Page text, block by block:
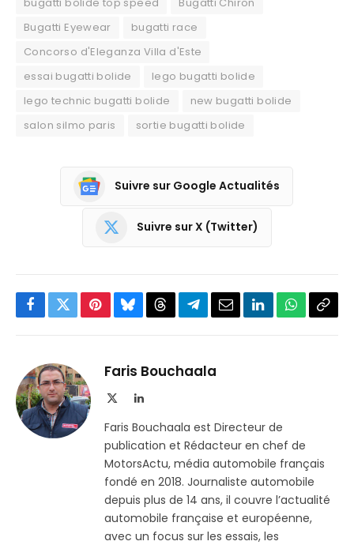
Bugatti Eyewear
bugatti race
Concorso d'Eleganza Villa d'Este
essai bugatti bolide
lego bugatti bolide
lego technic bugatti bolide
new bugatti bolide
salon silmo paris
sortie bugatti bolide
Suivre sur Google Actualités
Suivre sur X (Twitter)
Facebook
TwitterPinterestBlueskyThreadsPartager
Telegram
EmailLinkedInWhatsApp
Faris Bouchaala
LinkedIn
Faris Bouchaala est Directeur de
publication et Rédacteur en chef de
MotorsActu, média automobile français
fondé en 2018. Journaliste automobile
depuis plus de 14 ans, il couvre l’actualité
automobile française et européenne,
avec un focus sur les essais, les